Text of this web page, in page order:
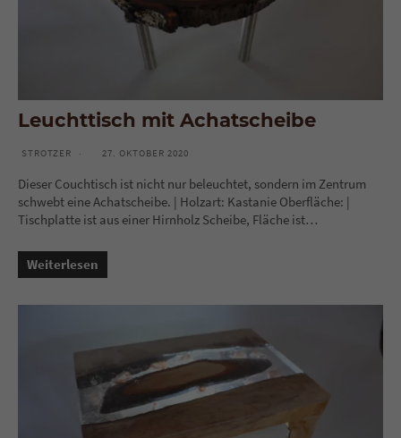
Leuchttisch mit Achatscheibe
STROTZER 27. OKTOBER 2020
Dieser Couchtisch ist nicht nur beleuchtet, sondern im Zentrum
schwebt eine Achatscheibe. | Holzart: Kastanie Oberfläche: |
Tischplatte ist aus einer Hirnholz Scheibe, Fläche ist…
Weiterlesen
akzeptiert werden, bedarf der Zugriff auf diese Inhalte keiner
manuellen Einwilligung mehr.
Cookie-Informationen anzeigen